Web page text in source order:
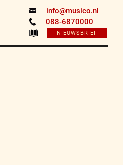
info@musico.nl
088-6870000
NIEUWSBRIEF